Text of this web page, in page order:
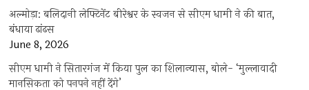
अल्मोड़ा: बलिदानी लेफ्टिनेंट बीरेश्वर के स्वजन से सीएम धामी ने की बात,
बंधाया ढांढस
June 8, 2026
सीएम धामी ने सितारगंज में किया पुल का शिलान्यास, बोले- ‘मुल्लावादी
मानसिकता को पनपने नहीं देंगे’